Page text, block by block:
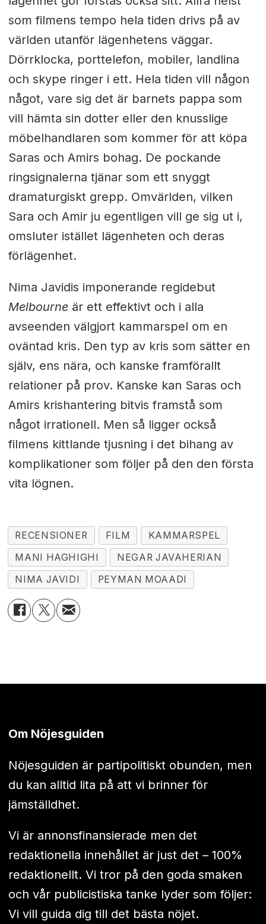
som filmens tempo hela tiden drivs på av
världen utanför lägenhetens väggar.
Dörrklocka, porttelefon, mobiler, landlina
och skype ringer i ett. Hela tiden vill någon
något, vare sig det är barnets pappa som
vill hämta sin dotter eller den knusslige
möbelhandlaren som kommer för att köpa
Saras och Amirs bohag. De pockande
ringsignalerna tjänar som ett snyggt
dramaturgiskt grepp. Omvärlden, vilken
Sara och Amir ju egentligen vill ge sig ut i,
omsluter istället lägenheten och deras
förlägenhet.
Nima Javidis imponerande regidebut
Melbourneär ett effektivt och i alla
avseenden välgjort kammarspel om en
oväntad kris. Den typ av kris som sätter en
själv, ens nära, och kanske framförallt
relationer på prov. Kanske kan Saras och
Amirs krishantering bitvis framstå som
något irrationell. Men så ligger också
filmens kittlande tjusning i det bihang av
komplikationer som följer på den den första
vita lögnen.
RECENSIONER FILM
KAMMARSPEL
MANI HAGHIGHI
NEGAR JAVAHERIAN
NIMA JAVIDI
PEYMAN MOAADI
Om Nöjesguiden
Nöjesguiden är partipolitiskt obunden, men
du kan alltid lita på att vi brinner för
jämställdhet.
Vi är annonsfinansierade men det
redaktionella innehållet är just det – 100%
redaktionellt. Vi tror på den goda smaken
och vår publicistiska tanke lyder som följer:
Vi vill guida dig till det bästa nöjet.